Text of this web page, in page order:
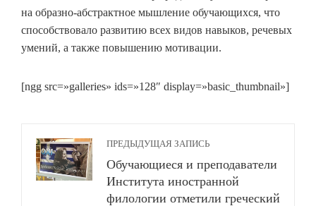
на образно-абстрактное мышление обучающихся, что
способствовало развитию всех видов навыков, речевых
умений, а также повышению мотивации.
[ngg src=»galleries» ids=»128″ display=»basic_thumbnail»]
ПРЕДЫДУЩАЯ ЗАПИСЬ
Обучающиеся и преподаватели
Института иностранной
филологии отметили греческий